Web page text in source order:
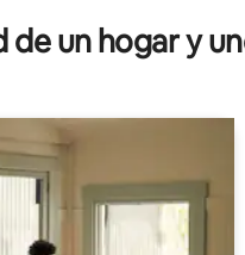
de un hogar y